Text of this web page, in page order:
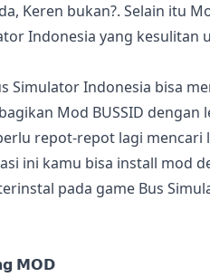
Keren bukan?. Selain itu
Indonesia yang kesulitan
Simulator Indonesia bisa
Mod BUSSID
repot-repot lagi
ini kamu bisa install mod
pada game Bus
𝗠𝗢𝗗